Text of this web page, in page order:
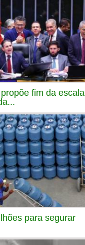
fim da escala
para segurar